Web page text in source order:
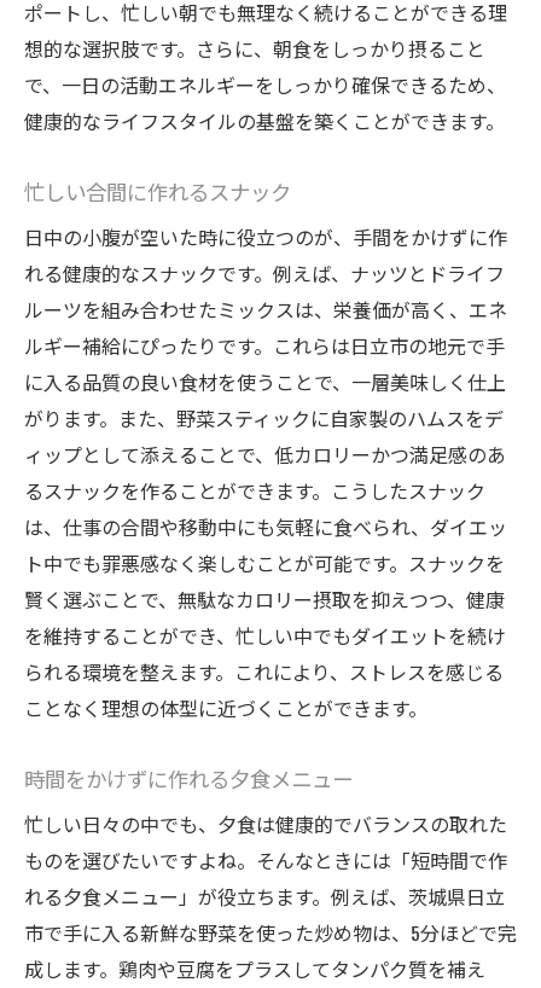
ポートし、忙しい朝でも無理なく続けることができる理
想的な選択肢です。さらに、朝食をしっかり摂ること
で、一日の活動エネルギーをしっかり確保できるため、
健康的なライフスタイルの基盤を築くことができます。
忙しい合間に作れるスナック
日中の小腹が空いた時に役立つのが、手間をかけずに作
れる健康的なスナックです。例えば、ナッツとドライフ
ルーツを組み合わせたミックスは、栄養価が高く、エネ
ルギー補給にぴったりです。これらは日立市の地元で手
に入る品質の良い食材を使うことで、一層美味しく仕上
がります。また、野菜スティックに自家製のハムスをデ
ィップとして添えることで、低カロリーかつ満足感のあ
るスナックを作ることができます。こうしたスナック
は、仕事の合間や移動中にも気軽に食べられ、ダイエッ
ト中でも罪悪感なく楽しむことが可能です。スナックを
賢く選ぶことで、無駄なカロリー摂取を抑えつつ、健康
を維持することができ、忙しい中でもダイエットを続け
られる環境を整えます。これにより、ストレスを感じる
ことなく理想の体型に近づくことができます。
時間をかけずに作れる夕食メニュー
忙しい日々の中でも、夕食は健康的でバランスの取れた
ものを選びたいですよね。そんなときには「短時間で作
れる夕食メニュー」が役立ちます。例えば、茨城県日立
市で手に入る新鮮な野菜を使った炒め物は、5分ほどで完
成します。鶏肉や豆腐をプラスしてタンパク質を補え